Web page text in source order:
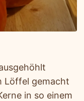
Löffel gemacht
in so einem